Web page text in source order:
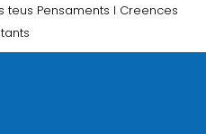
teus Pensaments I Creences